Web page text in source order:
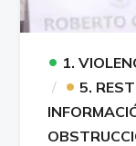
• 1.
• 5.